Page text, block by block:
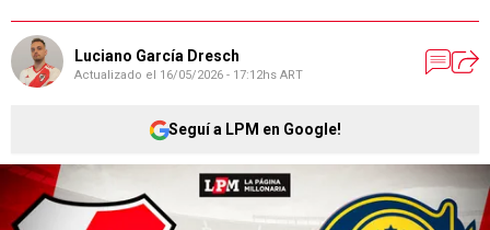
Luciano García Dresch
Actualizado el 16/05/2026 - 17:12hs ART
Seguí a LPM en Google!